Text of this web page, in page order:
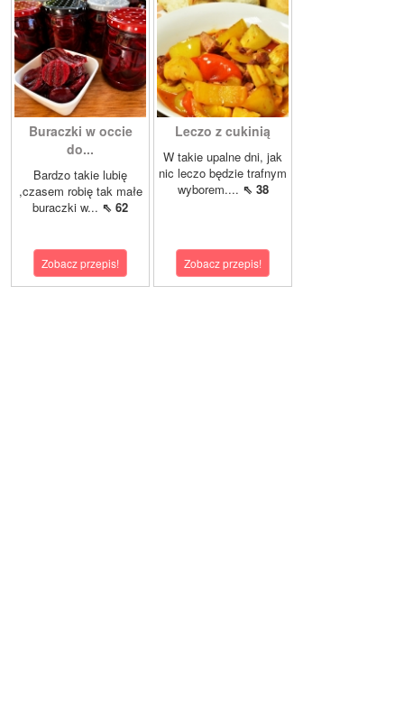
Buraczki w occie
do...
Bardzo takie lubię
,czasem robię tak małe
buraczki w... ⇖ 62
Zobacz przepis!
Leczo z cukinią
W takie upalne dni, jak
nic leczo będzie trafnym
wyborem.... ⇖ 38
Zobacz przepis!